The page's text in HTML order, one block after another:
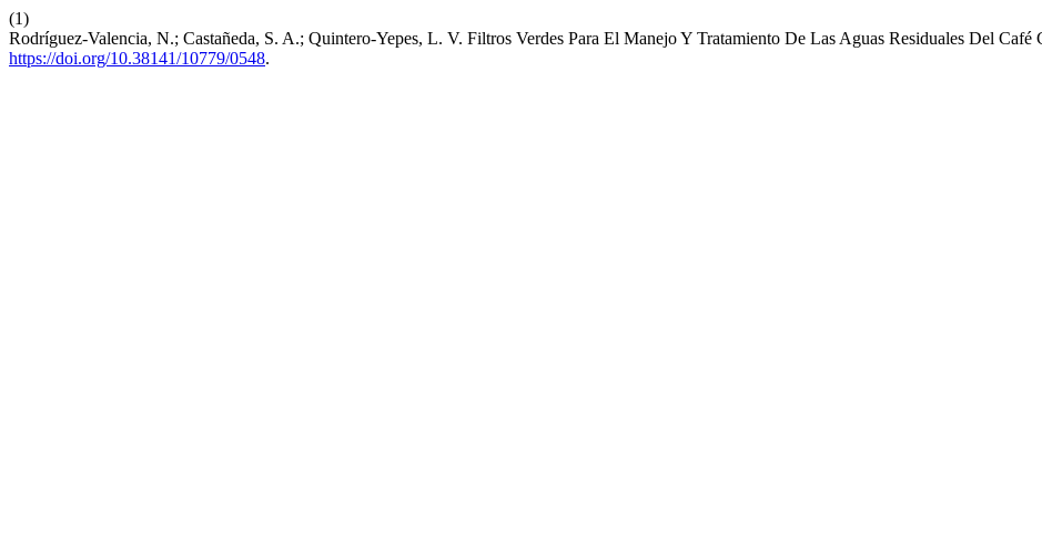
(1)
Rodríguez-Valencia, N.; Castañeda, S. A.; Quintero-Yepes, L. V. Filtros Verdes Para El Manejo Y Tratamiento De Las Aguas Residuales Del Café
https://doi.org/10.38141/10779/0548.